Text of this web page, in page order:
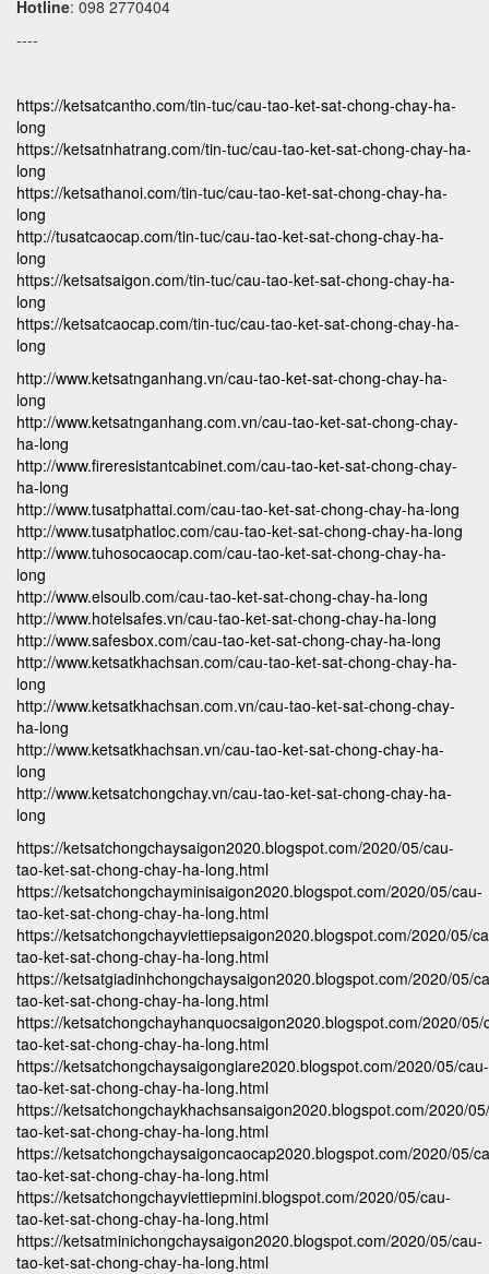
Hotline: 098 2770404
----
https://ketsatcantho.com/tin-tuc/cau-tao-ket-sat-chong-chay-ha-
long
https://ketsatnhatrang.com/tin-tuc/cau-tao-ket-sat-chong-chay-ha-
long
https://ketsathanoi.com/tin-tuc/cau-tao-ket-sat-chong-chay-ha-
long
http://tusatcaocap.com/tin-tuc/cau-tao-ket-sat-chong-chay-ha-
long
https://ketsatsaigon.com/tin-tuc/cau-tao-ket-sat-chong-chay-ha-
long
https://ketsatcaocap.com/tin-tuc/cau-tao-ket-sat-chong-chay-ha-
long
http://www.ketsatnganhang.vn/cau-tao-ket-sat-chong-chay-ha-
long
http://www.ketsatnganhang.com.vn/cau-tao-ket-sat-chong-chay-
ha-long
http://www.fireresistantcabinet.com/cau-tao-ket-sat-chong-chay-
ha-long
http://www.tusatphattai.com/cau-tao-ket-sat-chong-chay-ha-long
http://www.tusatphatloc.com/cau-tao-ket-sat-chong-chay-ha-long
http://www.tuhosocaocap.com/cau-tao-ket-sat-chong-chay-ha-
long
http://www.elsoulb.com/cau-tao-ket-sat-chong-chay-ha-long
http://www.hotelsafes.vn/cau-tao-ket-sat-chong-chay-ha-long
http://www.safesbox.com/cau-tao-ket-sat-chong-chay-ha-long
http://www.ketsatkhachsan.com/cau-tao-ket-sat-chong-chay-ha-
long
http://www.ketsatkhachsan.com.vn/cau-tao-ket-sat-chong-chay-
ha-long
http://www.ketsatkhachsan.vn/cau-tao-ket-sat-chong-chay-ha-
long
http://www.ketsatchongchay.vn/cau-tao-ket-sat-chong-chay-ha-
long
https://ketsatchongchaysaigon2020.blogspot.com/2020/05/cau-
tao-ket-sat-chong-chay-ha-long.html
https://ketsatchongchayminisaigon2020.blogspot.com/2020/05/cau-
tao-ket-sat-chong-chay-ha-long.html
https://ketsatchongchayviettiepsaigon2020.blogspot.com/2020/05/
tao-ket-sat-chong-chay-ha-long.html
https://ketsatgiadinhchongchaysaigon2020.blogspot.com/2020/05/
tao-ket-sat-chong-chay-ha-long.html
https://ketsatchongchayhanquocsaigon2020.blogspot.com/2020/05/
tao-ket-sat-chong-chay-ha-long.html
https://ketsatchongchaysaigongiare2020.blogspot.com/2020/05/cau-
tao-ket-sat-chong-chay-ha-long.html
https://ketsatchongchaykhachsansaigon2020.blogspot.com/2020/
tao-ket-sat-chong-chay-ha-long.html
https://ketsatchongchaysaigoncaocap2020.blogspot.com/2020/05/
tao-ket-sat-chong-chay-ha-long.html
https://ketsatchongchayviettiepmini.blogspot.com/2020/05/cau-
tao-ket-sat-chong-chay-ha-long.html
https://ketsatminichongchaysaigon2020.blogspot.com/2020/05/cau-
tao-ket-sat-chong-chay-ha-long.html